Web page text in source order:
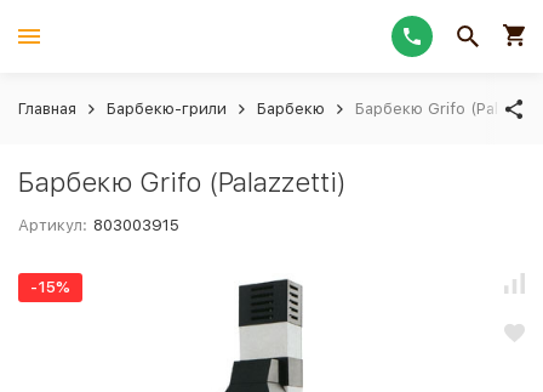
Главная Барбекю-грили Барбекю Барбекю Grifo
Барбекю Grifo (Palazzetti)
Артикул: 803003915
-15%